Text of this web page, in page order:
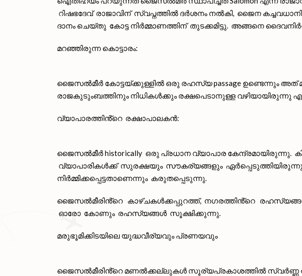
റിഷഭദേവ് രാജാവിന് സ്വപ്നത്തിൽ ദർശനം നൽകി, ജൈന
ദാനം ചെയ്തു കോട്ട നിർമ്മാണത്തിന് തുടക്കമിട്ടു. അങ്ങനെ
മറഞ്ഞിരുന്ന കൊട്ടാരം:
ജൈസൽമീർ കോട്ടയ്ക്കുള്ളിൽ ഒരു രഹസ്യ passage ഉണ്ടെന്നും
രാജകുടുംബത്തിനും നിധികൾക്കും രക്ഷപെടാനുള്ള വഴിയായിരുന്നു
വ്യാപാരത്തിൻ്റെ രക്ഷാപാലകൻ:
ജൈസൽമീർ historically ഒരു പ്രധാന വ്യാപാര കേന്ദ്രമായിരുന്നു.
വ്യാപാരികൾക്ക് സുരക്ഷയും സൗകര്യങ്ങളും
നിർമ്മിക്കപ്പെട്ടതാണെന്നും കരുതപ്പെടുന്നു.
ജൈസൽമീരിൻ്റെ കാഴ്ചകൾക്കപ്പുറത്ത്, നഗരത്തിൻ്റെ
ഓരോ കോണും രഹസ്യങ്ങൾ സൂക്ഷിക്കുന്നു.
മരുഭൂമിക്കിടയിലെ യുദ്ധവീര്യവും പ്രണയവും
ജൈസൽമീരിൻ്റെ മണൽക്കല്ലുകൾ സൂര്യപ്രകാശത്തിൽ സ്വർണ്ണ